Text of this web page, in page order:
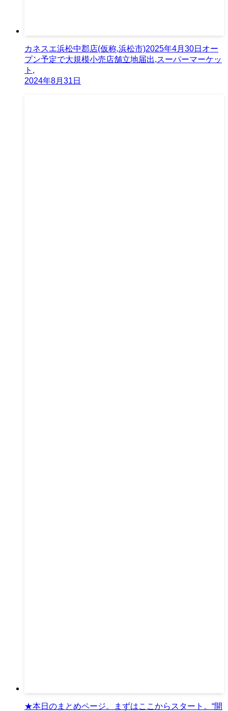
カネスエ浜松中郡店(仮称,浜松市)2025年4月30日オー
プン予定で大規模小売店舗立地届出,スーパーマーケッ
ト,
2024年8月31日
★本日のまとめページ。まずはここからスタート。“開